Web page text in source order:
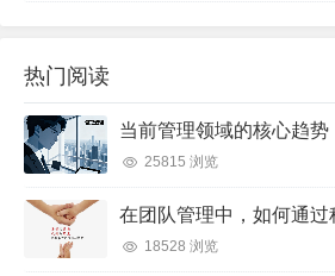
水处理零排放，想说爱你
2026-08-06 23:07:18
工业除尘新趋势：别再被
2026-08-06 22:39:48